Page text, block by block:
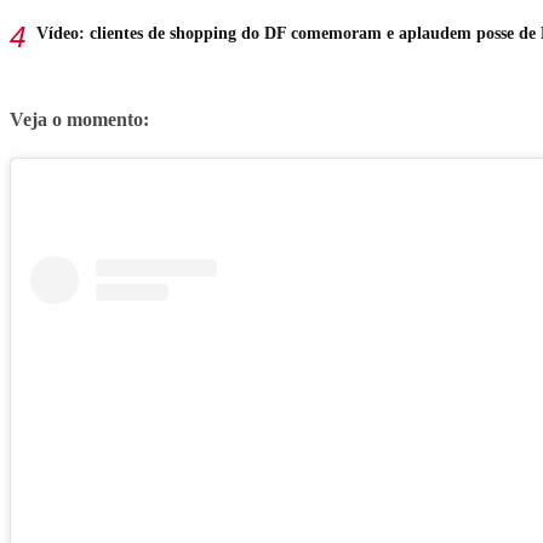
Vídeo: clientes de shopping do DF comemoram e aplaudem posse de
Veja o momento: